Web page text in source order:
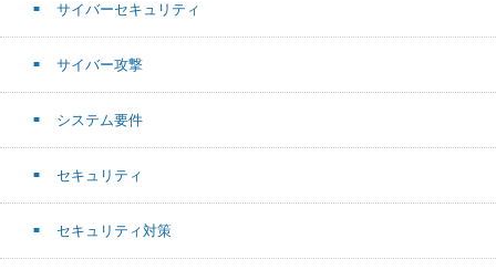
サイバーセキュリティ
サイバー攻撃
システム要件
セキュリティ
セキュリティ対策